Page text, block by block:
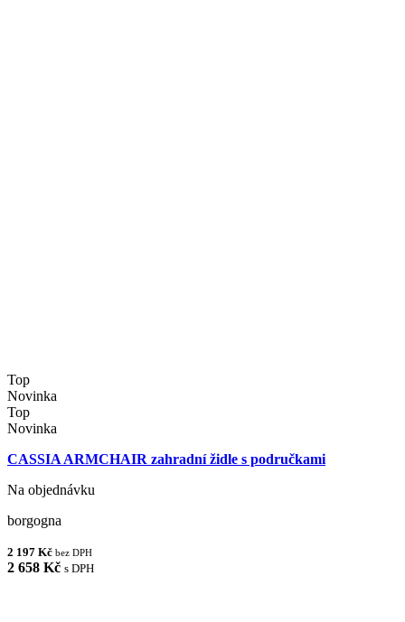
Top
Novinka
Top
Novinka
CASSIA ARMCHAIR zahradní židle s područkami
Na objednávku
borgogna
2 197 Kč bez DPH
2 658 Kč s DPH